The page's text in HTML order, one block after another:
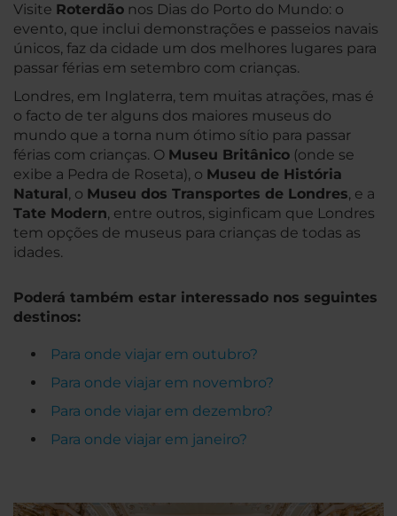
Visite Roterdão nos Dias do Porto do Mundo: o
evento, que inclui demonstrações e passeios navais
únicos, faz da cidade um dos melhores lugares para
passar férias em setembro com crianças.
Londres, em Inglaterra, tem muitas atrações, mas é
o facto de ter alguns dos maiores museus do
mundo que a torna num ótimo sítio para passar
férias com crianças. O Museu Britânico (onde se
exibe a Pedra de Roseta), o Museu de História
Natural, o Museu dos Transportes de Londres, e a
Tate Modern, entre outros, siginficam que Londres
tem opções de museus para crianças de todas as
idades.
Poderá também estar interessado nos seguintes
destinos:
Para onde viajar em outubro?
Para onde viajar em novembro?
Para onde viajar em dezembro?
Para onde viajar em janeiro?